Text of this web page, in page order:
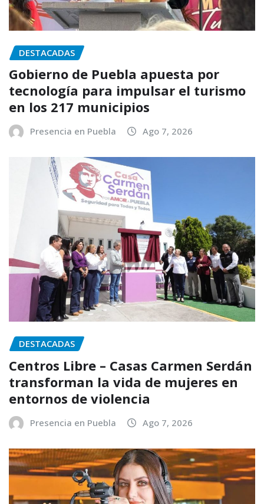
DESTACADAS
Gobierno de Puebla apuesta por
tecnología para impulsar el turismo
en los 217 municipios
Presencia en Puebla Ago 7, 2026
DESTACADAS
Centros Libre – Casas Carmen Serdán
transforman la vida de mujeres en
entornos de violencia
Presencia en Puebla Ago 7, 2026